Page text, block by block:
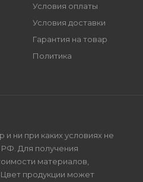
Условия оплаты
Условия доставки
Гарантия на товар
Политика
ни при каких условиях не
Для получения
материалов,
продукции может